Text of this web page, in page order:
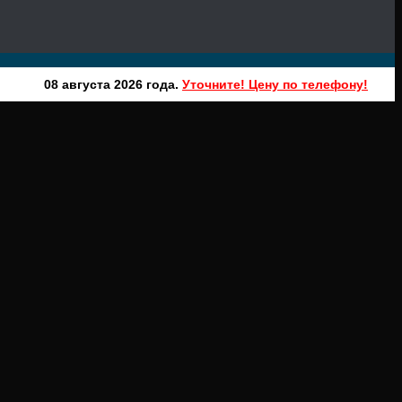
08 августа 2026 года. Уточните! Цену по телефону!